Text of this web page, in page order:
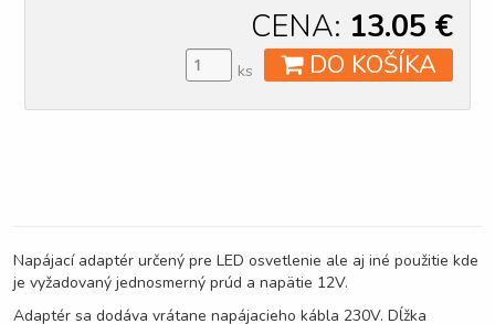
CENA: 13.05 €
DO KOŠÍKA
ks
Napájací adaptér určený pre LED osvetlenie ale aj iné použitie kde
je vyžadovaný jednosmerný prúd a napätie 12V.
Adaptér sa dodáva vrátane napájacieho kábla 230V. Dĺžka